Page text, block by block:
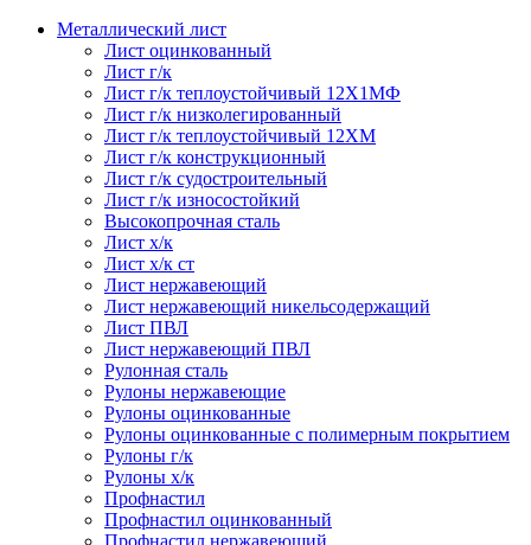
Металлический лист
Лист оцинкованный
Лист г/к
Лист г/к теплоустойчивый 12Х1МФ
Лист г/к низколегированный
Лист г/к теплоустойчивый 12ХМ
Лист г/к конструкционный
Лист г/к судостроительный
Лист г/к износостойкий
Высокопрочная сталь
Лист х/к
Лист х/к ст
Лист нержавеющий
Лист нержавеющий никельсодержащий
Лист ПВЛ
Лист нержавеющий ПВЛ
Рулонная сталь
Рулоны нержавеющие
Рулоны оцинкованные
Рулоны оцинкованные с полимерным покрытием
Рулоны г/к
Рулоны х/к
Профнастил
Профнастил оцинкованный
Профнастил нержавеющий